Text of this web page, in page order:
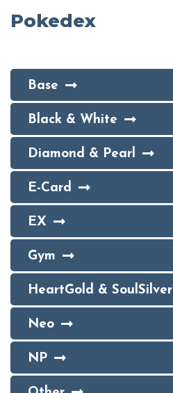
Pokedex
Base
Black & White
Diamond & Pearl
E-Card
EX
Gym
HeartGold & SoulSilver
Neo
NP